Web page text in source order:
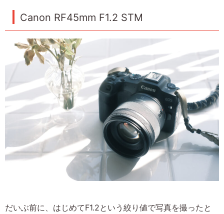
Canon RF45mm F1.2 STM
だいぶ前に、はじめてF1.2という絞り値で写真を撮ったと